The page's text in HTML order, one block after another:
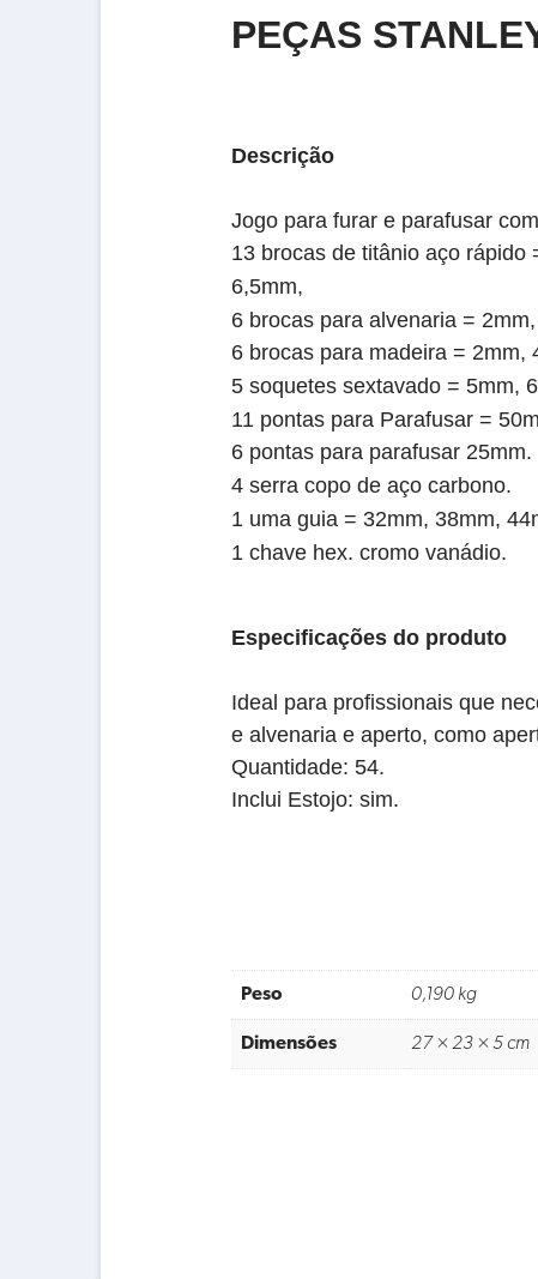
PEÇAS
Descrição
Jogo para furar e parafusar
13 brocas de titânio aço
6,5mm,
6 brocas para alvenaria =
6 brocas para madeira = 2mm,
5 soquetes sextavado = 5mm,
11 pontas para Parafusar =
6 pontas para parafusar 25mm.
4 serra copo de aço carbono.
1 uma guia = 32mm, 38mm,
1 chave hex. cromo vanádio.
Especificações do produto
Ideal para profissionais que
e alvenaria e aperto, como
Quantidade: 54.
Inclui Estojo: sim.
Peso 0,190 kg
Dimensões 27 × 23 × 5 cm